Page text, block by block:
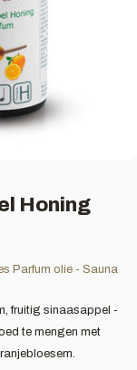
Honing
Parfum olie - Sauna
fruitig sinaasappel -
te mengen met